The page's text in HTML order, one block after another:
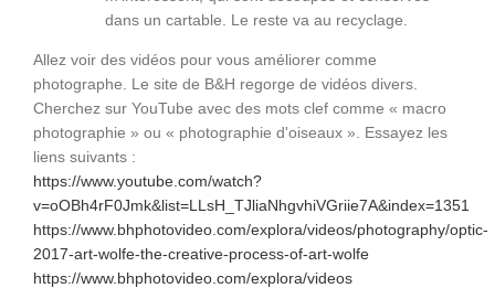
dans un cartable. Le reste va au recyclage.
Allez voir des vidéos pour vous améliorer comme
photographe. Le site de B&H regorge de vidéos divers.
Cherchez sur YouTube avec des mots clef comme « macro
photographie » ou « photographie d'oiseaux ».
Essayez les
liens suivants :
https://www.youtube.com/watch?
v=oOBh4rF0Jmk&list=LLsH_TJliaNhgvhiVGriie7A&index=1351
https://www.bhphotovideo.com/explora/videos/photography/optic-
2017-art-wolfe-the-creative-process-of-art-wolfe
https://www.bhphotovideo.com/explora/videos